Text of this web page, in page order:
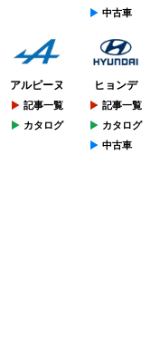
中古車
アルピーヌ
記事一覧
カタログ
ヒョンデ
記事一覧
カタログ
中古車